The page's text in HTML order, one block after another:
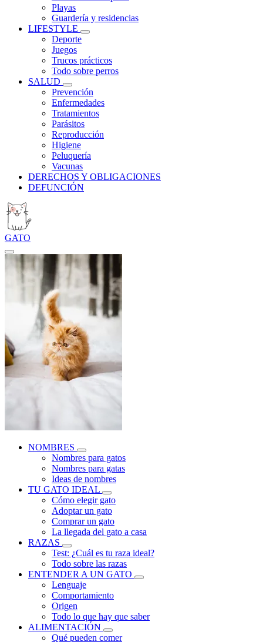
Playas
Guardería y residencias
LIFESTYLE
Deporte
Juegos
Trucos prácticos
Todo sobre perros
SALUD
Prevención
Enfermedades
Tratamientos
Parásitos
Reproducción
Higiene
Peluquería
Vacunas
DERECHOS Y OBLIGACIONES
DEFUNCIÓN
GATO
NOMBRES
Nombres para gatos
Nombres para gatas
Ideas de nombres
TU GATO IDEAL
Cómo elegir gato
Adoptar un gato
Comprar un gato
La llegada del gato a casa
RAZAS
Test: ¿Cuál es tu raza ideal?
Todo sobre las razas
ENTENDER A UN GATO
Lenguaje
Comportamiento
Origen
Todo lo que hay que saber
ALIMENTACIÓN
Qué pueden comer